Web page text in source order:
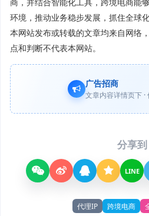
环境，推动业务稳步发展，抓住全球
本网站发布或转载的文章均来自网络
点和判断不代表本网站。
广告招商
文章内容详情页下 ·
分享到
LINE
代理IP 跨境电商